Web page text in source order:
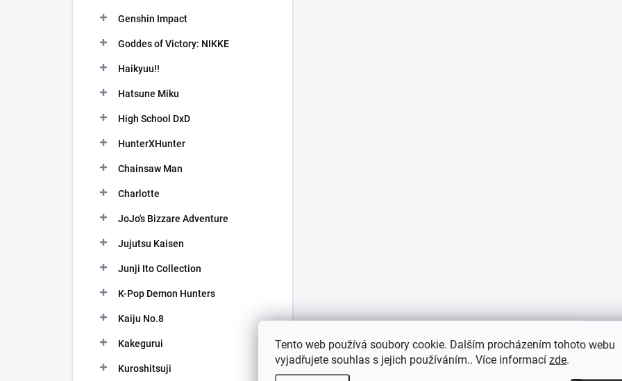
Tento web používá soubory cookie. Dalším procházením tohoto webu
vyjadřujete souhlas s jejich používáním.. Více informací zde.
Genshin Impact
Goddes of Victory: NIKKE
Haikyuu!!
Hatsune Miku
High School DxD
HunterXHunter
Chainsaw Man
Charlotte
JoJo's Bizzare Adventure
Jujutsu Kaisen
Junji Ito Collection
K-Pop Demon Hunters
Kaiju No.8
Kakegurui
Kuroshitsuji